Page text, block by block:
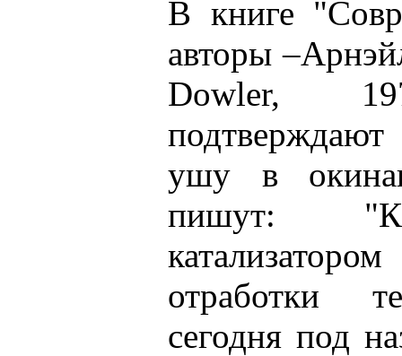
В книге
авторы
Dowler,
ушу в
пишут:
отработки
сегодня под